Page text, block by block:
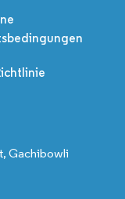
Gachibowli